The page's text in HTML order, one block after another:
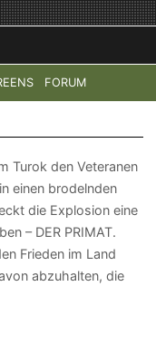
FORUM
4 HALO:
Turok den Veteranen
einen brodelnden
die Explosion eine
– DER PRIMAT.
Frieden im Land
abzuhalten, die